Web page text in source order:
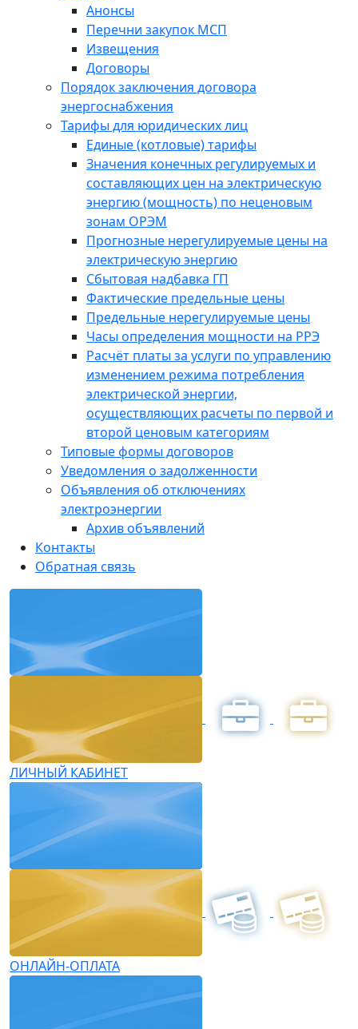
Анонсы
Перечни закупок МСП
Извещения
Договоры
Порядок заключения договора
энергоснабжения
Тарифы для юридических лиц
Единые (котловые) тарифы
Значения конечных регулируемых и
составляющих цен на электрическую
энергию (мощность) по неценовым
зонам ОРЭМ
Прогнозные нерегулируемые цены на
электрическую энергию
Сбытовая надбавка ГП
Фактические предельные цены
Предельные нерегулируемые цены
Часы определения мощности на РРЭ
Расчёт платы за услуги по управлению
изменением режима потребления
электрической энергии,
осуществляющих расчеты по первой и
второй ценовым категориям
Типовые формы договоров
Уведомления о задолженности
Объявления об отключениях
электроэнергии
Архив объявлений
Контакты
Обратная связь
ЛИЧНЫЙ КАБИНЕТ
ОНЛАЙН-ОПЛАТА